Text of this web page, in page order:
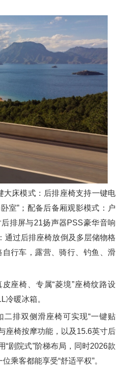
床模式：后排座椅支持一键电
室”；配备后备厢观影模式：户
排屏与21扬声器PSS豪华音响
通过后排座椅放倒及多层储物格
行车，露营、骑行、钓鱼、滑
椅、专属“菱境”座椅纹路设
冷暖冰箱。
排双侧滑座椅可实现“一键贴
座椅按摩功能，以及15.6英寸后
剧院式”阶梯布局，同时2026款
乘客都能享受“舒适平权”。